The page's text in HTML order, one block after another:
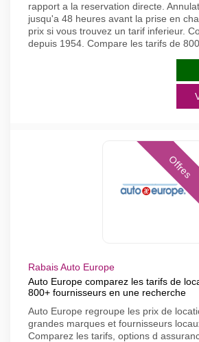
rapport a la reservation directe.
jusqu'a 48 heures avant la prise en
prix si vous trouvez un tarif inferieur.
depuis 1954. Compare les tarifs de
Offres
Rabais Auto Europe
Auto Europe comparez les tarifs de
800+ fournisseurs en une recherche
Auto Europe regroupe les prix de
grandes marques et fournisseurs
Comparez les tarifs, options d